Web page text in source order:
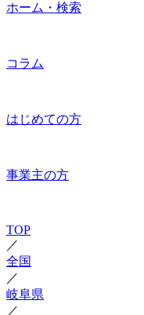
ホーム・検索
コラム
はじめての方
事業主の方
TOP
／
全国
／
岐阜県
／